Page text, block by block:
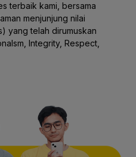
terbaik kami, bersama
menjunjung nilai
yang telah dirumuskan
Integrity, Respect,